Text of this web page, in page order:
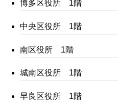
博多区役所 1階
中央区役所 1階
南区役所 1階
城南区役所 1階
早良区役所 1階